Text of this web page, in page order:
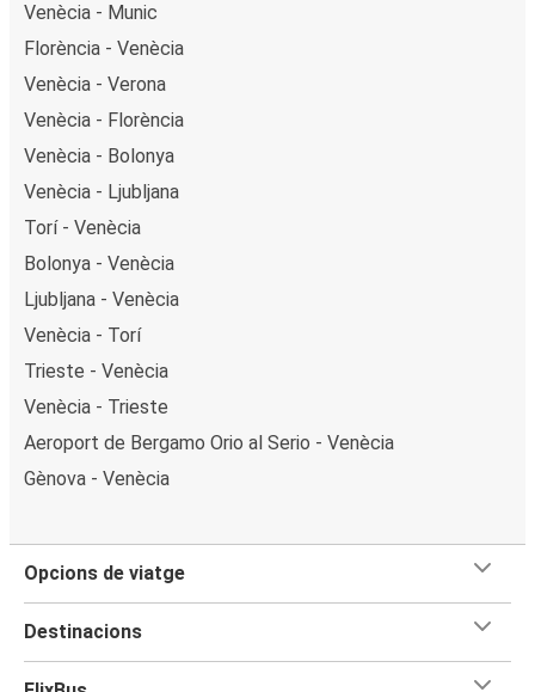
Venècia - Munic
Florència - Venècia
Venècia - Verona
Venècia - Florència
Venècia - Bolonya
Venècia - Ljubljana
Torí - Venècia
Bolonya - Venècia
Ljubljana - Venècia
Venècia - Torí
Trieste - Venècia
Venècia - Trieste
Aeroport de Bergamo Orio al Serio - Venècia
Gènova - Venècia
Opcions de viatge
Destinacions